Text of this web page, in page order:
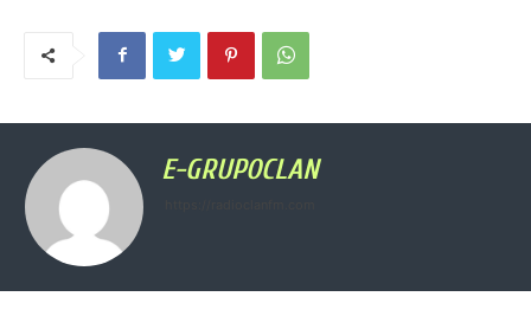
E-GRUPOCLAN